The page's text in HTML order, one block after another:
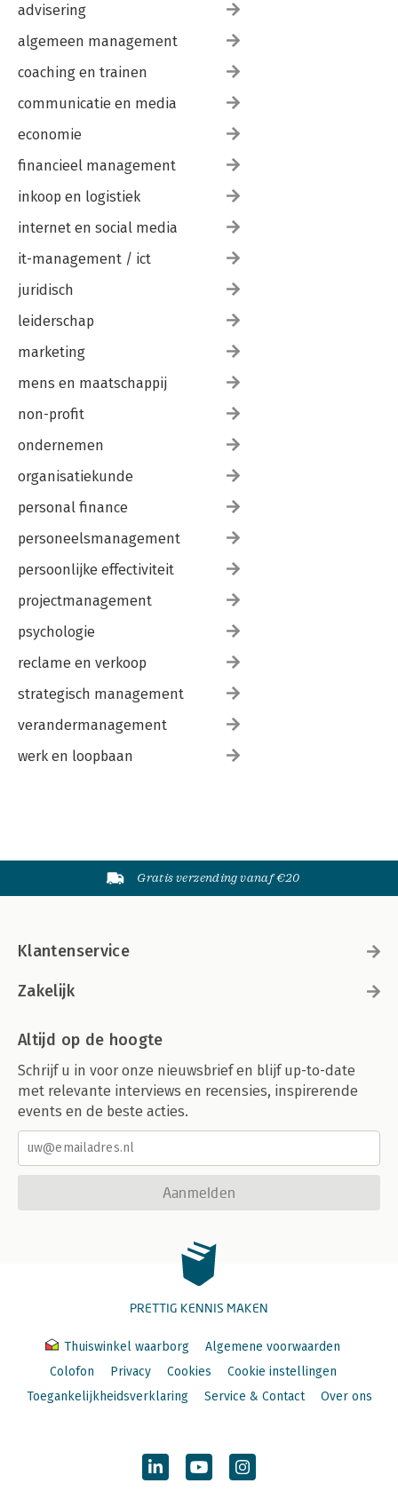
advisering
algemeen management
coaching en trainen
communicatie en media
economie
financieel management
inkoop en logistiek
internet en social media
it-management / ict
juridisch
leiderschap
marketing
mens en maatschappij
non-profit
ondernemen
organisatiekunde
personal finance
personeelsmanagement
persoonlijke effectiviteit
projectmanagement
psychologie
reclame en verkoop
strategisch management
verandermanagement
werk en loopbaan
Gratis verzending vanaf €20
Klantenservice
Zakelijk
Altijd op de hoogte
Schrijf u in voor onze nieuwsbrief en blijf up-to-date
met relevante interviews en recensies, inspirerende
events en de beste acties.
Aanmelden
PRETTIG KENNIS MAKEN
Thuiswinkel waarborg
Algemene voorwaarden
Colofon
Privacy Cookies
Cookie instellingen
Toegankelijkheidsverklaring
Service & Contact Over ons